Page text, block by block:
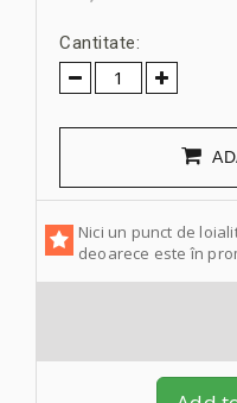
Cantitate:
Nici un punct de
deoarece este în